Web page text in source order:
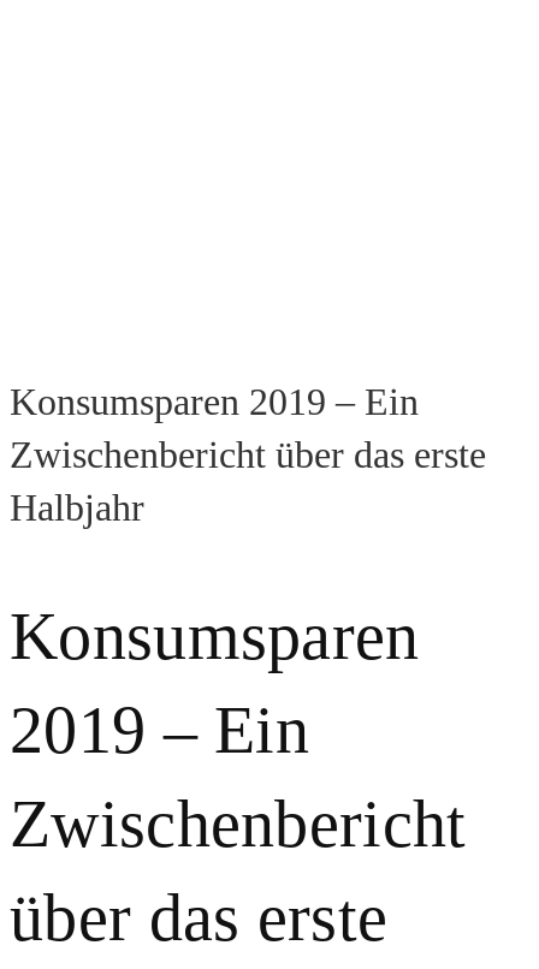
Konsumsparen 2019 – Ein
Zwischenbericht über das erste
Halbjahr
Konsumsparen
2019 – Ein
Zwischenbericht
über das erste